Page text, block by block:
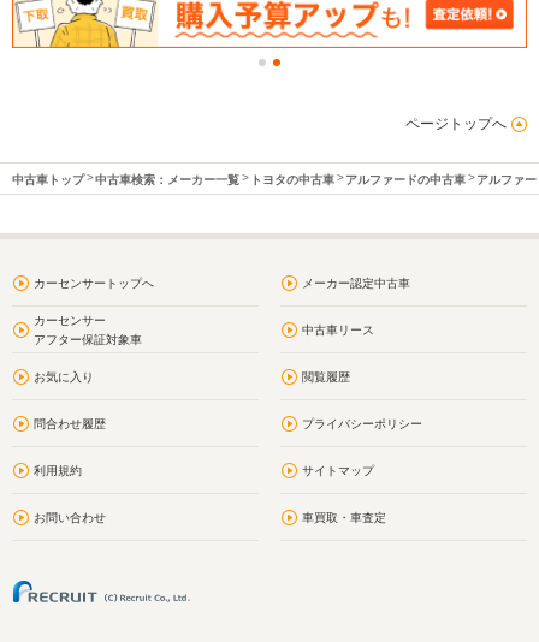
ページトップへ
中古車トップ 中古車検索：メーカー一覧 トヨタの中古車 アルファードの中古車 アルファ
カーセンサートップへ メーカー認定中古車
カーセンサー
アフター保証対象車
中古車リース
お気に入り 閲覧履歴
問合わせ履歴 プライバシーポリシー
利用規約 サイトマップ
お問い合わせ 車買取・車査定